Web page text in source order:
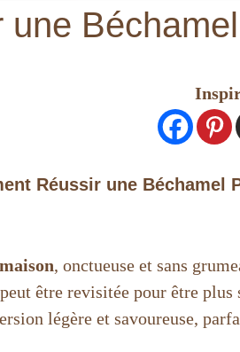
Réussir une Béchamel
, onctueuse et sans
peut être revisitée pour être
légère et savoureuse,